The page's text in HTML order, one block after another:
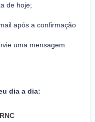
de hoje;
após a confirmação
uma mensagem
dia a dia: